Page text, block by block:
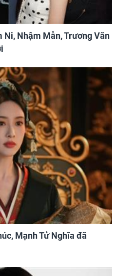
Ni, Nhậm Mẫn, Trương Vãn
Mạnh Tử Nghĩa đã